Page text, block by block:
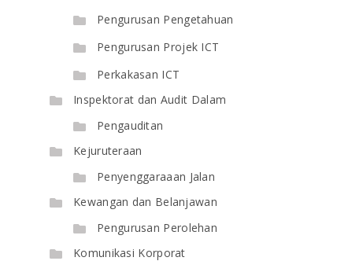
Pengurusan Pengetahuan
Pengurusan Projek ICT
Perkakasan ICT
Inspektorat dan Audit Dalam
Pengauditan
Kejuruteraan
Penyenggaraaan Jalan
Kewangan dan Belanjawan
Pengurusan Perolehan
Komunikasi Korporat